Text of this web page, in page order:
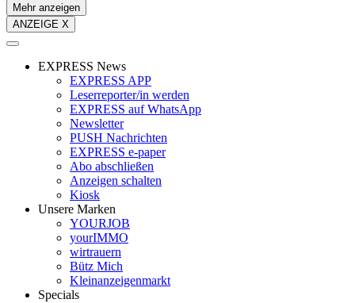
Mehr anzeigen
ANZEIGE X
EXPRESS News
EXPRESS APP
Leserreporter/in werden
EXPRESS auf WhatsApp
Newsletter
PUSH Nachrichten
EXPRESS e-paper
Abo abschließen
Anzeigen schalten
Kiosk
Unsere Marken
YOURJOB
yourIMMO
wirtrauern
Bütz Mich
Kleinanzeigenmarkt
Specials